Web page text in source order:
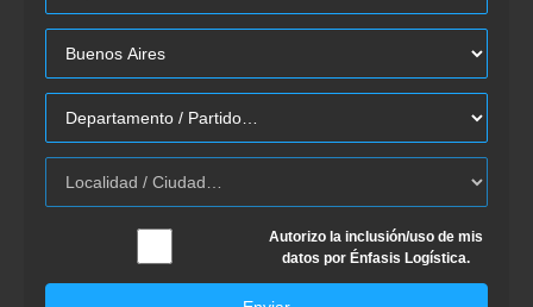
Autorizo la inclusión/uso de mis
datos por Énfasis Logística.